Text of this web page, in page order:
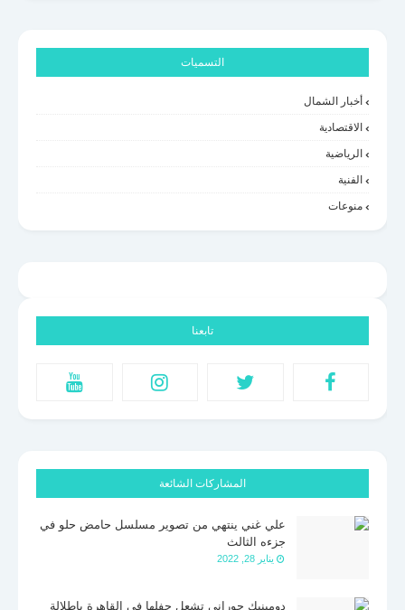
التسميات
أخبار الشمال
الاقتصادية
الرياضية
الفنية
منوعات
تابعنا
المشاركات الشائعة
علي غني ينتهي من تصوير مسلسل حامض حلو في
جزءه الثالث
يناير 28, 2022
دومينيك حوراني تشعل حفلها فى القاهرة بإطلالة